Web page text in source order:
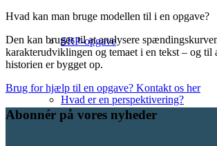
SRP-opgave
Hvad er en perspektivering?
Hvad kan man bruge modellen til i en opgave?
Den kan bruges til at analysere
karakterudviklingen og temaet i en tekst – og til
historien er bygget op.
Brug for hjælp til en opgave? Kontakt os her
Abonnér på vores nyheder